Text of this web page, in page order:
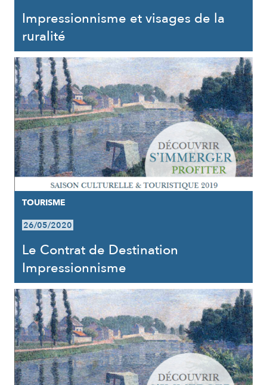
Impressionnisme et visages de la
ruralité
TOURISME
26/05/2020
Le Contrat de Destination
Impressionnisme